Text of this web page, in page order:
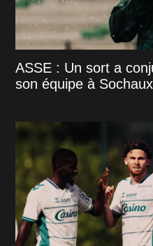
ASSE : Un sort a
son équipe à Sochaux